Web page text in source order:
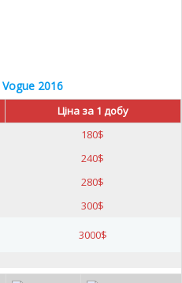
2016
Ціна за 1 добу
180$
240$
280$
300$
3000$